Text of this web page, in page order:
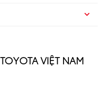
VIỆT NAM